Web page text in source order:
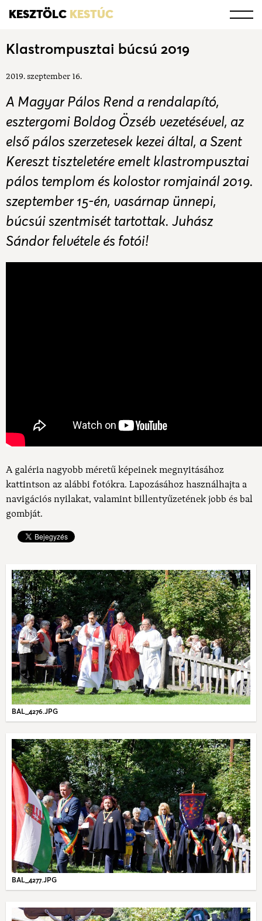
KESZTÖLC KESTÚC
Klastrompusztai búcsú 2019
2019. szeptember 16.
A Magyar Pálos Rend a rendalapító,
esztergomi Boldog Özséb vezetésével, az
első pálos szerzetesek kezei által, a Szent
Kereszt tiszteletére emelt klastrompusztai
pálos templom és kolostor romjainál 2019.
szeptember 15-én, vasárnap ünnepi,
búcsúi szentmisét tartottak. Juhász
Sándor felvétele és fotói!
A galéria nagyobb méretű képeinek megnyitásához
kattintson az alábbi fotókra. Lapozásához használhajta a
navigációs nyilakat, valamint billentyűzetének jobb és bal
gombját.
BAL_4276.JPG
BAL_4277.JPG